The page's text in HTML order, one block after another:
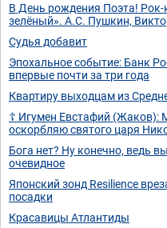
В День рождения Поэта!
зелёный». А.С. Пушкин,
Судья добавит
Эпохальное событие: Банк
впервые почти за три года
Квартиру выходцам из
☦️ Игумен Евстафий (Жаков):
оскорбляю святого царя
Бога нет? Ну конечно, ведь
очевидное
Японский зонд Resilience
посадки
Красавицы Атлантиды